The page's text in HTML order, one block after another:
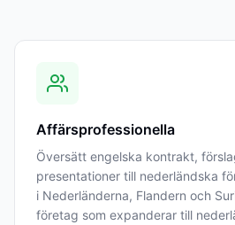
Affärsprofessionella
Översätt engelska kontrakt,
presentationer till nederländska
i Nederländerna, Flandern och
företag som expanderar till